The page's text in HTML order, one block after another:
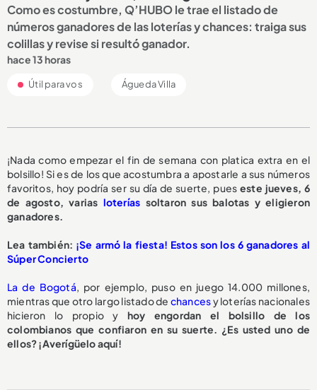
Como es costumbre, Q’HUBO le trae el listado de
números ganadores de las loterías y chances: traiga sus
colillas y revise si resultó ganador.
hace 13 horas
Útil para vos Águeda Villa
¡Nada como empezar el fin de semana con platica extra en el
bolsillo! Si es de los que acostumbra a apostarle a sus números
favoritos, hoy podría ser su día de suerte, pueseste jueves, 6
de agosto, varias loterías soltaron sus balotas y eligieron
ganadores.
Lea también: ¡Se armó la fiesta! Estos son los 6 ganadores al
Súper Concierto
La de Bogotá, por ejemplo, puso en juego 14.000 millones,
mientras que otro largo listado de chancesy loterías nacionales
hicieron lo propio y hoy engordan el bolsillo de los
colombianos que confiaron en su suerte. ¿Es usted uno de
ellos? ¡Averígüelo aquí!